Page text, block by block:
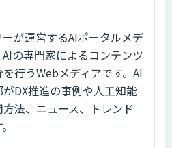
が運営するAIポータルメデ
の専門家によるコンテンツ
行うWebメディアです。AI
DX推進の事例や人工知能
法、ニュース、トレンド